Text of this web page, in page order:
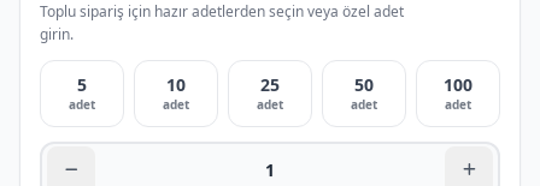
Toplu sipariş için hazır adetlerden seçin veya özel adet
girin.
5
adet
10
adet
25
adet
50
adet
100
adet